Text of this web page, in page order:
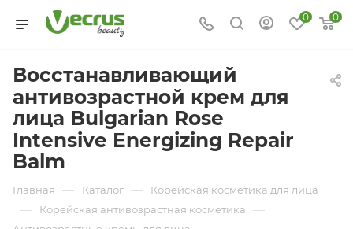
0 0
Восстанавливающий
антивозрастной крем для
лица Bulgarian Rose
Intensive Energizing Repair
Balm
Главная — Каталог — Корейская косметика для лица
— Корейская антивозрастная косметика —